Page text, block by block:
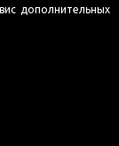
дополнительных